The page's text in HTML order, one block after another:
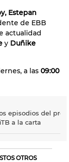
Estepan
de EBB
actualidad
y Duñike
a las 09:00
episodios del
a la carta
OTROS